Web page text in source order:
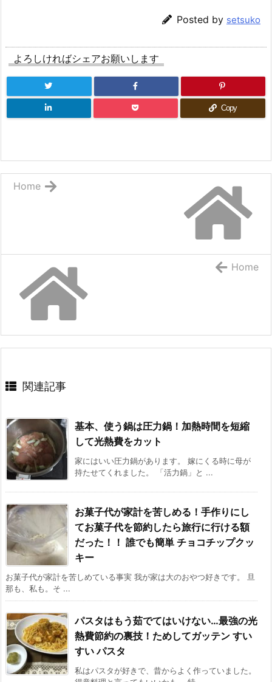
Posted by setsuko
よろしければシェアお願いします
Copy
Home
Home
関連記事
基本、使う鍋は圧力鍋！加熱時間を短縮
して光熱費をカット
家にはいい圧力鍋があります。 嫁にくる時に母が
持たせてくれました。 「活力鍋」と ...
お菓子代が家計を苦しめる！手作りにし
てお菓子代を節約したら旅行に行ける額
だった！！ 誰でも簡単 チョコチップクッ
キー
お菓子代が家計を苦しめている事実 我が家は大のおやつ好きです。 旦
那も、私も。そ ...
パスタはもう茹でてはいけない…最強の光
熱費節約の裏技！ためしてガッテン すい
すい パスタ
私はパスタが好きで、昔からよく作っていました。